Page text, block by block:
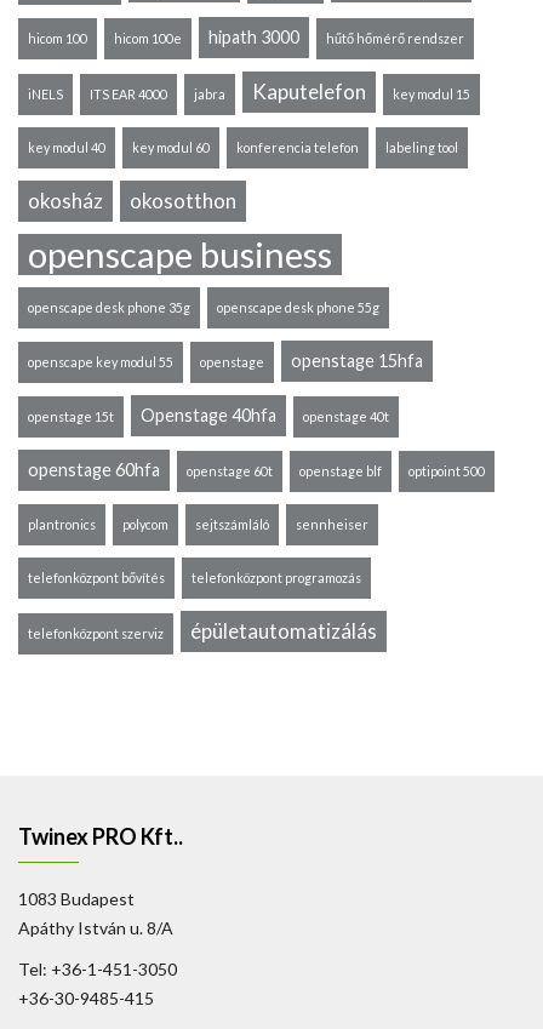
hicom 100 hicom 100e hipath 3000 hűtő hőmérő rendszer
iNELS ITS EAR 4000 jabra Kaputelefon key modul 15
key modul 40 key modul 60 konferencia telefon labeling tool
okosház okosotthon
openscape business
openscape desk phone 35g openscape desk phone 55g
openscape key modul 55 openstage openstage 15hfa
openstage 15t Openstage 40hfa openstage 40t
openstage 60hfa openstage 60t openstage blf optipoint 500
plantronics polycom sejtszámláló sennheiser
telefonközpont bővítés telefonközpont programozás
telefonközpont szerviz épületautomatizálás
Twinex PRO Kft..
1083 Budapest
Apáthy István u. 8/A
Tel: +36-1-451-3050
+36-30-9485-415